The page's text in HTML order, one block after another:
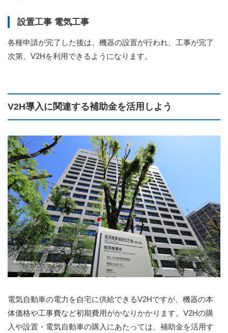
設置工事 電気工事
各種申請が完了した後は、機器の設置が行われ、工事が完了
次第、V2Hを利用できるようになります。
V2H導入に関連する補助金を活用しよう
電気自動車の電力を自宅に供給できるV2Hですが、機器の本
体価格や工事費など初期費用がかなりかかります。V2Hの購
入や設置・電気自動車の購入にあたっては、補助金を活用す